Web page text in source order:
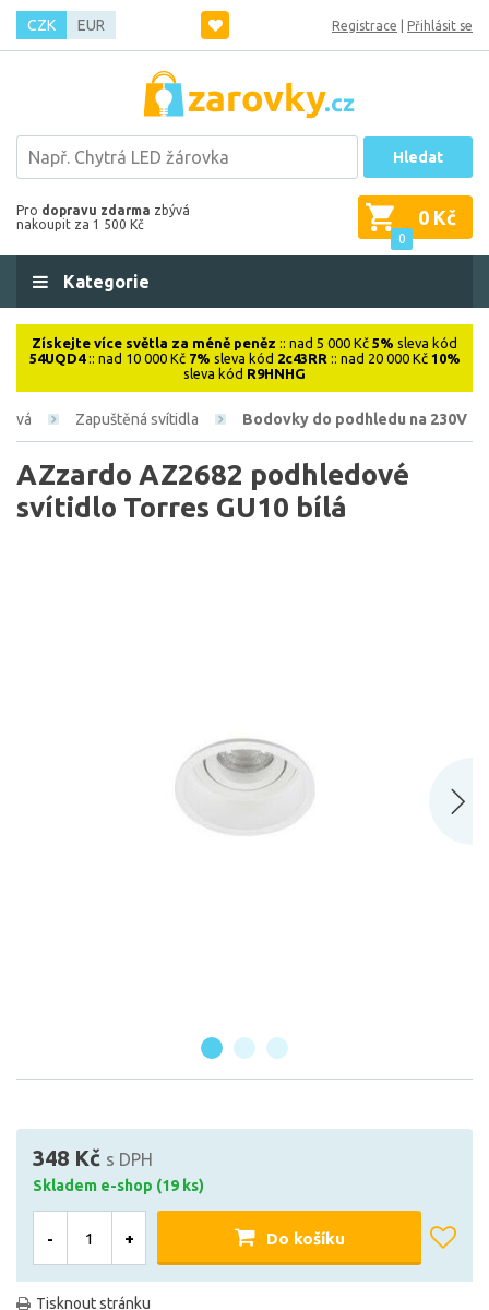
CZK EUR Registrace Přihlásit se
Hledat
Pro dopravu zdarma zbývá
nakoupit za 1 500 Kč
0
0 Kč
Kategorie
Získejte více světla za méně peněz :: nad 5 000 Kč 5% sleva kód
54UQD4:: nad 10 000 Kč 7% sleva kód 2c43RR :: nad 20 000 Kč 10%
sleva kód R9HNHG
Zapuštěná svítidla Bodovky do podhledu na 230V
AZzardo AZ2682 podhledové
svítidlo Torres GU10 bílá
348 Kč s DPH
Skladem e-shop (19 ks)
- + Do košíku
Tisknout stránku